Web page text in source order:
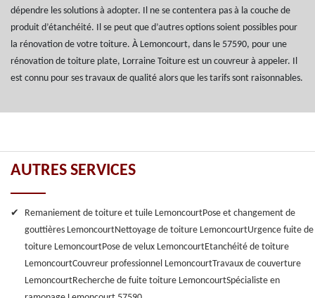
dépendre les solutions à adopter. Il ne se contentera pas à la couche de
produit d’étanchéité. Il se peut que d’autres options soient possibles pour
la rénovation de votre toiture. À Lemoncourt, dans le 57590, pour une
rénovation de toiture plate, Lorraine Toiture est un couvreur à appeler. Il
est connu pour ses travaux de qualité alors que les tarifs sont raisonnables.
AUTRES SERVICES
Remaniement de toiture et tuile LemoncourtPose et changement de
gouttières LemoncourtNettoyage de toiture LemoncourtUrgence fuite de
toiture LemoncourtPose de velux LemoncourtEtanchéité de toiture
LemoncourtCouvreur professionnel LemoncourtTravaux de couverture
LemoncourtRecherche de fuite toiture LemoncourtSpécialiste en